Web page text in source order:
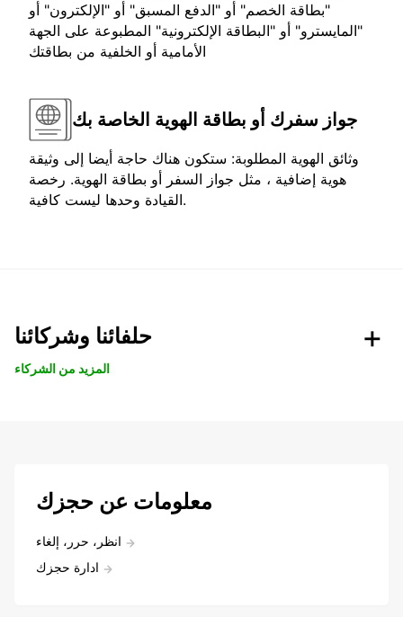
"بطاقة الخصم" أو "الدفع المسبق" أو "الإلكترون" أو
"المايسترو" أو "البطاقة الإلكترونية" المطبوعة على الجهة
الأمامية أو الخلفية من بطاقتك
جواز سفرك أو بطاقة الهوية الخاصة بك
وثائق الهوية المطلوبة: ستكون هناك حاجة أيضا إلى وثيقة
هوية إضافية ، مثل جواز السفر أو بطاقة الهوية. رخصة
القيادة وحدها ليست كافية.
حلفائنا وشركائنا
المزيد من الشركاء
معلومات عن حجزك
انظر، حرر، إلغاء
ادارة حجزك